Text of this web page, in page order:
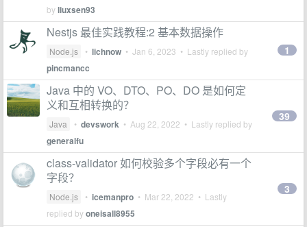
byliuxsen93
Nestjs 最佳实践教程:2 基本数据操作
Node.js • lichnow • Jan 6, 2023 • Lastly replied by
pincmancc
1
Java 中的 VO、DTO、PO、DO 是如何定
义和互相转换的？
Java • devswork • Aug 22, 2022 • Lastly replied by
generalfu
39
class-validator 如何校验多个字段必有一个
字段？
Node.js • icemanpro • Mar 22, 2022 • Lastly
replied byoneisall8955
3